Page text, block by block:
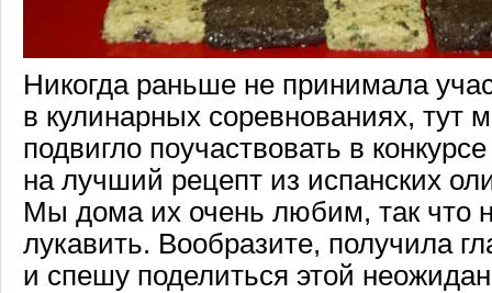
Никогда раньше не принимала
в кулинарных соревнованиях, тут
подвигло поучаствовать в
на лучший рецепт из испанских
Мы дома их очень любим, так что
лукавить. Вообразите, получила
и спешу поделиться этой